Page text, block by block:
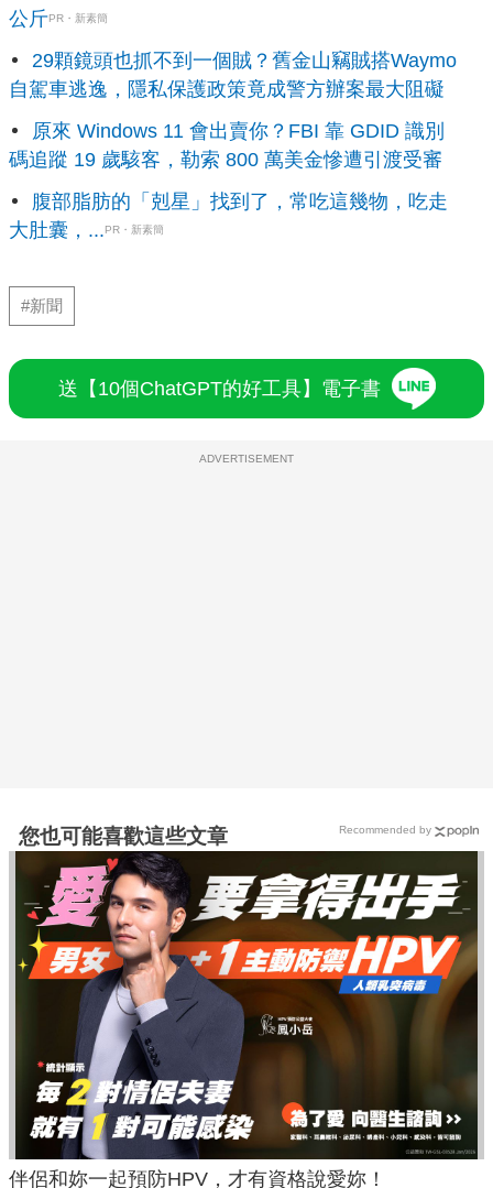
公斤PR・新素簡
29顆鏡頭也抓不到一個賊？舊金山竊賊搭Waymo
自駕車逃逸，隱私保護政策竟成警方辦案最大阻礙
原來 Windows 11 會出賣你？FBI 靠 GDID 識別
碼追蹤 19 歲駭客，勒索 800 萬美金慘遭引渡受審
腹部脂肪的「剋星」找到了，常吃這幾物，吃走
大肚囊，...PR・新素簡
#新聞
送【10個ChatGPT的好工具】電子書
ADVERTISEMENT
您也可能喜歡這些文章
伴侶和妳一起預防HPV，才有資格說愛妳！
Recommended by